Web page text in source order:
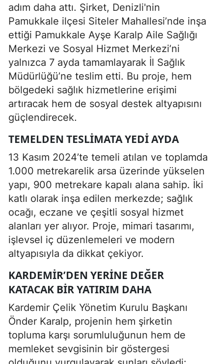
adım daha attı. Şirket, Denizli'nin
Pamukkale ilçesi Siteler Mahallesi’nde inşa
ettiği Pamukkale Ayşe Karalp Aile Sağlığı
Merkezi ve Sosyal Hizmet Merkezi’ni
yalnızca 7 ayda tamamlayarak İl Sağlık
Müdürlüğü’ne teslim etti. Bu proje, hem
bölgedeki sağlık hizmetlerine erişimi
artıracak hem de sosyal destek altyapısını
güçlendirecek.
TEMELDEN TESLIMATA YEDI AYDA
13 Kasım 2024’te temeli atılan ve toplamda
1.000 metrekarelik arsa üzerinde yükselen
yapı, 900 metrekare kapalı alana sahip. İki
katlı olarak inşa edilen merkezde; sağlık
ocağı, eczane ve çeşitli sosyal hizmet
alanları yer alıyor. Proje, mimari tasarımı,
işlevsel iç düzenlemeleri ve modern
altyapısıyla da dikkat çekiyor.
KARDEMIR’DEN YERINE DEĞER
KATACAK BIR YATIRIM DAHA
Kardemir Çelik Yönetim Kurulu Başkanı
Önder Karalp, projenin hem şirketin
topluma karşı sorumluluğunun hem de
memleket sevgisinin bir göstergesi